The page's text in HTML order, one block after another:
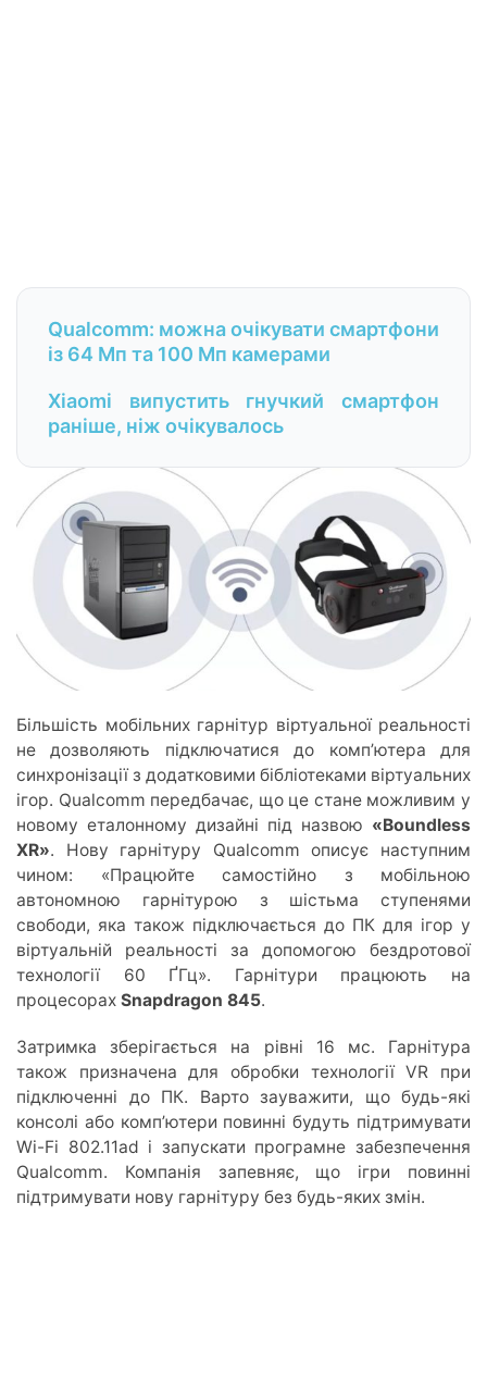
Qualcomm: можна очікувати смартфони
із 64 Мп та 100 Мп камерами
Xiaomi випустить гнучкий смартфон
раніше, ніж очікувалось
Більшість мобільних гарнітур віртуальної реальності
не дозволяють підключатися до комп’ютера для
синхронізації з додатковими бібліотеками віртуальних
ігор. Qualcomm передбачає, що це стане можливим у
новому еталонному дизайні під назвою «Boundless
XR». Нову гарнітуру Qualcomm описує наступним
чином: «Працюйте самостійно з мобільною
автономною гарнітурою з шістьма ступенями
свободи, яка також підключається до ПК для ігор у
віртуальній реальності за допомогою бездротової
технології 60 ҐГц». Гарнітури працюють на
процесорах Snapdragon 845.
Затримка зберігається на рівні 16 мс. Гарнітура
також призначена для обробки технології VR при
підключенні до ПК. Варто зауважити, що будь-які
консолі або комп’ютери повинні будуть підтримувати
Wi-Fi 802.11ad і запускати програмне забезпечення
Qualcomm. Компанія запевняє, що ігри повинні
підтримувати нову гарнітуру без будь-яких змін.